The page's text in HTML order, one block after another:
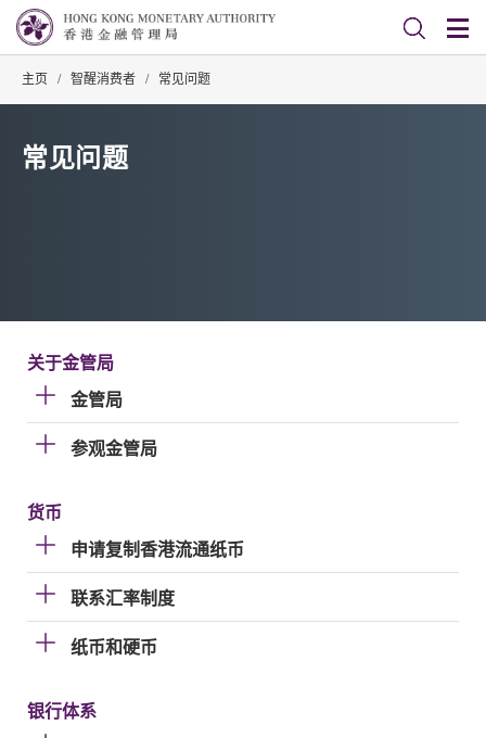
主页 / 智醒消费者 / 常见问题
常见问题
关于金管局
金管局
参观金管局
货币
申请复制香港流通纸币
联系汇率制度
纸币和硬币
银行体系